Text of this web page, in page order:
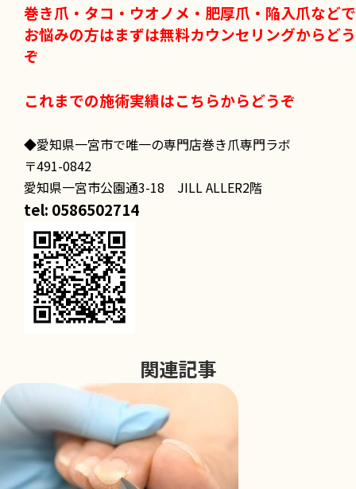
巻き爪・タコ・ウオノメ・肥厚爪・陥入爪などで
お悩みの方はまずは無料カウンセリングからどう
ぞ
これまでの施術実績はこちらからどうぞ
◆愛知県一宮市で唯一の専門店巻き爪専門ラボ
〒491-0842
愛知県一宮市公園通3-18 JILL ALLER2階
tel: 0586502714
関連記事